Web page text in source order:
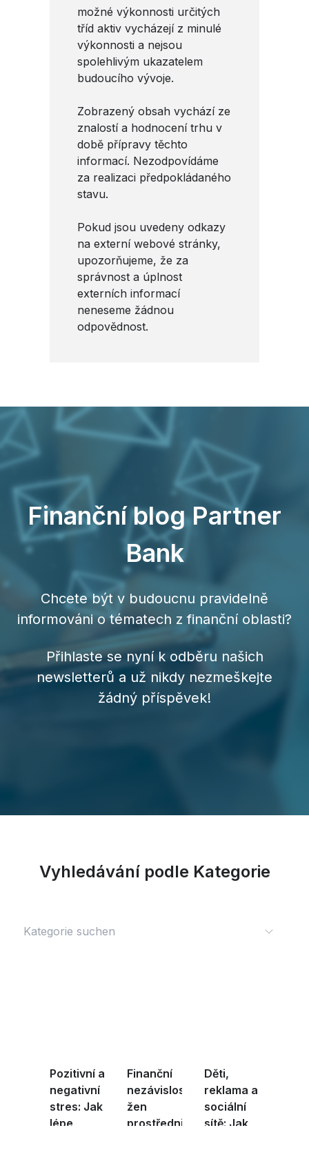
možné výkonnosti určitých
tříd aktiv vycházejí z minulé
výkonnosti a nejsou
spolehlivým ukazatelem
budoucího vývoje.
Zobrazený obsah vychází ze
znalostí a hodnocení trhu v
době přípravy těchto
informací. Nezodpovídáme
za realizaci předpokládaného
stavu.
Pokud jsou uvedeny odkazy
na externí webové stránky,
upozorňujeme, že za
správnost a úplnost
externích informací
neneseme žádnou
odpovědnost.
Finanční blog Partner
Bank
Chcete být v budoucnu pravidelně
informováni o tématech z finanční oblasti?
Přihlaste se nyní k odběru našich
newsletterů a už nikdy nezmeškejte
žádný příspěvek!
Vyhledávání podle Kategorie
Pozitivní a
negativní
stres: Jak
lépe
Finanční
nezávislost
žen
prostřednictvím
Děti,
reklama a
sociální
sítě: Jak